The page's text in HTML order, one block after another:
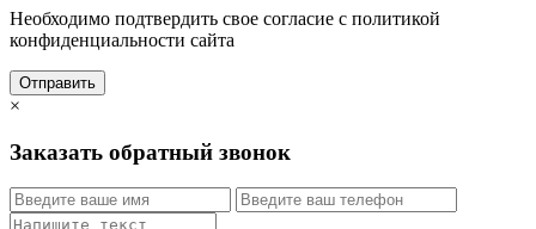
Необходимо подтвердить свое согласие с политикой
конфиденциальности сайта
Отправить
×
Заказать обратный звонок